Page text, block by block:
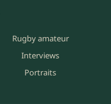
Rugby amateur
Interviews
Portraits